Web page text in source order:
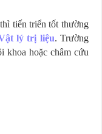
tiến triển tốt thường
lý trị liệu. Trường
khoa hoặc châm cứu